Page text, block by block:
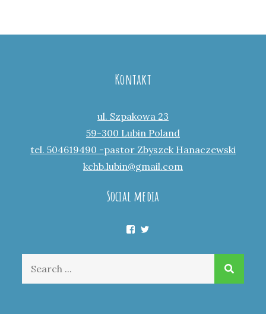
Kontakt
ul. Szpakowa 23
59-300 Lubin Poland
tel. 504619490 -pastor Zbyszek Hanaczewski
kchb.lubin@gmail.com
Social media
Facebook